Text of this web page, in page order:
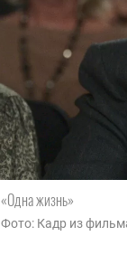
«Одна жизнь»
Фото: Кадр из